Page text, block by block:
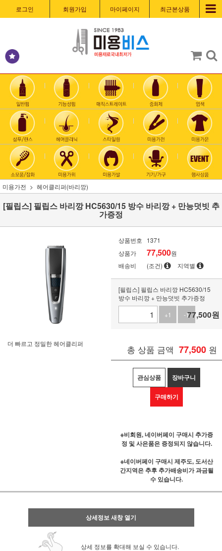
로그인 회원가입 마이페이지 최근본상품
미용가전 헤어클리퍼(바리깡)
[필립스] 필립스 바리깡 HC5630/15 방수 바리깡 + 만능덧빗 추
가증정
더 빠르고 정밀한 헤어클리퍼
상품번호
1371
상품가
77,500원
배송비
(조건) 지역별
[필립스] 필립스 바리깡 HC5630/15
방수 바리깡 + 만능덧빗 추가증정
+1
-177,500원
총 상품 금액 77,500 원
관심상품 장바구니
구매하기
※비회원, 네이버페이 구매시 추가증
정 및 사은품은 증정되지 않습니다.
※네이버페이 구매시 제주도, 도서산
간지역은 추후 추가배송비가 과금될
수 있습니다.
상세정보 새창 열기
상세 정보를 확대해 보실 수 있습니다.